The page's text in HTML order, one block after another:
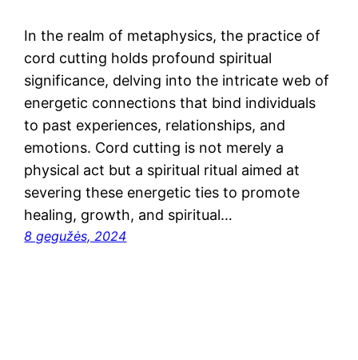
In the realm of metaphysics, the practice of
cord cutting holds profound spiritual
significance, delving into the intricate web of
energetic connections that bind individuals
to past experiences, relationships, and
emotions. Cord cutting is not merely a
physical act but a spiritual ritual aimed at
severing these energetic ties to promote
healing, growth, and spiritual…
8 gegužės, 2024